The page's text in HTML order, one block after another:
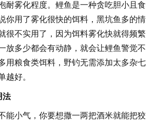
耐雾化程度。鲤鱼是一种贪吃胆小且食
你用了雾化很快的饵料，黑坑鱼多的情
很不实用了，因为饵料雾化快就得频繁
放多少都会有动静，就会让鲤鱼警觉不
用粮食类饵料，野钓无需添加太多杂七
越好。
法
能小气，你要想撒一两把酒米就能把狡